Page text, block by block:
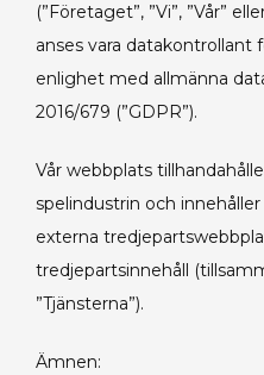
(”Företaget”, ”Vi”, ”Vår”
anses vara datakontrollant
enlighet med allmänna
2016/679 (”GDPR”).
Vår webbplats
spelindustrin och
externa
tredjepartsinnehåll
”Tjänsterna”).
Ämnen: